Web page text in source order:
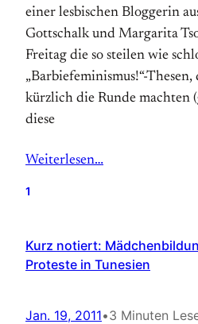
einer lesbischen Bloggerin
Gottschalk und Margarita
Freitag die so steilen wie
„Barbiefeminismus!“-
kürzlich die Runde machten
diese
Weiterlesen…
1
Kurz notiert:
Proteste in Tunesien
Jan. 19, 2011•3 Minuten